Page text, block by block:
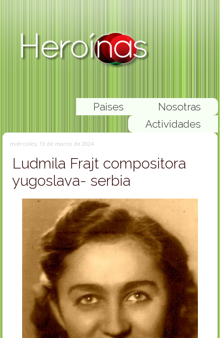
Nosotras
Paises
Actividades
miércoles, 13 de marzo de 2024
Ludmila Frajt compositora
yugoslava- serbia